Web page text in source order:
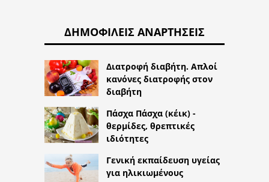
ΔΗΜΟΦΙΛΕΊΣ ΑΝΑΡΤΉΣΕΙΣ
Διατροφή διαβήτη. Απλοί
κανόνες διατροφής στον
διαβήτη
Πάσχα Πάσχα (κέικ) -
θερμίδες, θρεπτικές
ιδιότητες
Γενική εκπαίδευση υγείας
για ηλικιωμένους